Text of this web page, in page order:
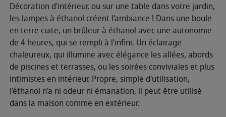
Décoration d'intérieur, ou sur une table dans votre jardin,
les lampes à éthanol créent l'ambiance ! Dans une boule
en terre cuite, un brûleur à éthanol avec une autonomie
de 4 heures, qui se rempli à l'infini. Un éclairage
chaleureux, qui illumine avec élégance les allées, abords
de piscines et terrasses, ou les soirées conviviales et plus
intimistes en intérieur. Propre, simple d'utilisation,
l'éthanol n'a ni odeur ni émanation, il peut être utilisé
dans la maison comme en extérieur.